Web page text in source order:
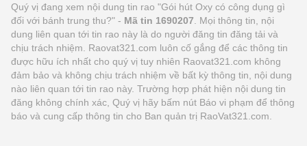
Quý vị đang xem nội dung tin rao "Gói hút Oxy có công dụng gì
đối với bánh trung thu?" - Mã tin 1690207 . Mọi thông tin, nội
dung liên quan tới tin rao này là do người đăng tin đăng tải và
chịu trách nhiệm. Raovat321.com luôn cố gắng để các thông tin
được hữu ích nhất cho quý vị tuy nhiên Raovat321.com không
đảm bảo và không chịu trách nhiệm về bất kỳ thông tin, nội dung
nào liên quan tới tin rao này. Trường hợp phát hiện nội dung tin
đăng không chính xác, Quý vị hãy bấm nút Báo vi phạm để thông
báo và cung cấp thông tin cho Ban quản trị RaoVat321.com.